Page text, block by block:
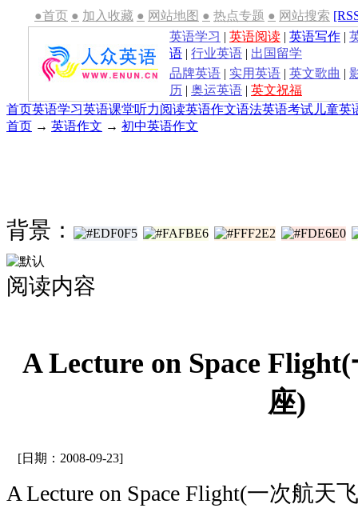
●首页 ● 加入收藏 ● 网站地图 ● 热点专题 ● 网站搜索
英语学习 | 英语阅读 | 英语写作 |
语 | 行业英语 | 出国留学
品牌英语 | 实用英语 | 英文歌曲 |
历 | 奥运英语 | 英文祝福
首页英语学习英语课堂听力阅读英语作文语法英语考试 儿童英
首页 → 英语作文 → 初中英语作文
背景：
阅读内容
A Lecture on Space
座)
[日期：2008-09-23]
A Lecture on Space Flight(一次航天